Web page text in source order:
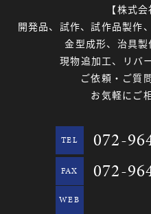
【株式
開発品、試作、試作品製作
金型成形、治具製
現物追加工、リバ
ご依頼・ご質
お気軽にご
TEL 072-
FAX 072-
WEB